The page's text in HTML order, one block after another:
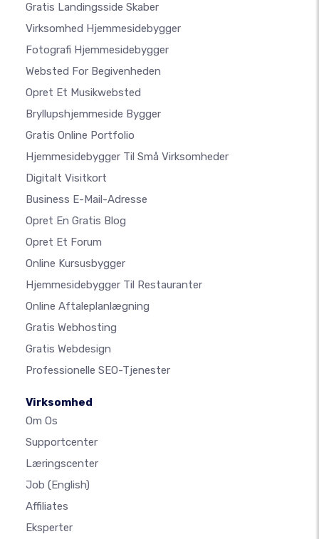
Gratis Landingsside Skaber
Virksomhed Hjemmesidebygger
Fotografi Hjemmesidebygger
Websted For Begivenheden
Opret Et Musikwebsted
Bryllupshjemmeside Bygger
Gratis Online Portfolio
Hjemmesidebygger Til Små Virksomheder
Digitalt Visitkort
Business E-Mail-Adresse
Opret En Gratis Blog
Opret Et Forum
Online Kursusbygger
Hjemmesidebygger Til Restauranter
Online Aftaleplanlægning
Gratis Webhosting
Gratis Webdesign
Professionelle SEO-Tjenester
Virksomhed
Om Os
Supportcenter
Læringscenter
Job (English)
Affiliates
Eksperter